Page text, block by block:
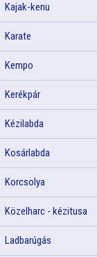
Kajak-kenu
Karate
Kempo
Kerékpár
Kézilabda
Kosárlabda
Korcsolya
Közelharc - kézitusa
Ladbarúgás